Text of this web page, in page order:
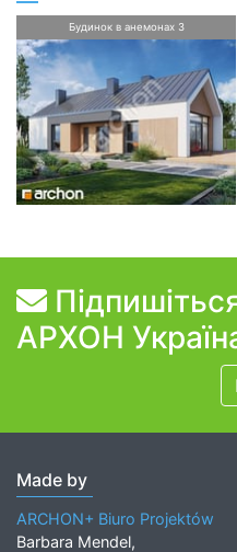
Будинок в анемонах 3
АРХОН
Made by
ARCHON+ Biuro Projektów
Barbara Mendel,